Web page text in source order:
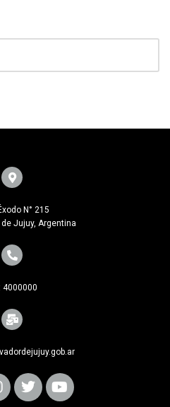
N° 215
Jujuy, Argentina
4000000